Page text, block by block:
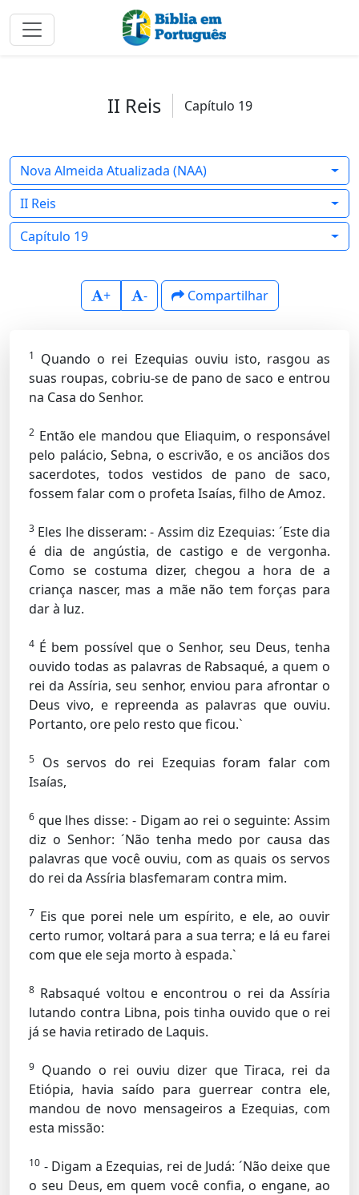
II Reis Capítulo 19
Nova Almeida Atualizada (NAA)
II Reis
Capítulo 19
+ - Compartilhar
1
Quando o rei Ezequias ouviu isto, rasgou as
suas roupas, cobriu-se de pano de saco e entrou
na Casa do Senhor.
2 Então ele mandou que Eliaquim, o responsável
pelo palácio, Sebna, o escrivão, e os anciãos dos
sacerdotes, todos vestidos de pano de saco,
fossem falar com o profeta Isaías, filho de Amoz.
3 Eles lhe disseram: - Assim diz Ezequias: ´Este dia
é dia de angústia, de castigo e de vergonha.
Como se costuma dizer, chegou a hora de a
criança nascer, mas a mãe não tem forças para
dar à luz.
4 É bem possível que o Senhor, seu Deus, tenha
ouvido todas as palavras de Rabsaqué, a quem o
rei da Assíria, seu senhor, enviou para afrontar o
Deus vivo, e repreenda as palavras que ouviu.
Portanto, ore pelo resto que ficou.`
5
Os servos do rei Ezequias foram falar com
Isaías,
6 que lhes disse: - Digam ao rei o seguinte: Assim
diz o Senhor: ´Não tenha medo por causa das
palavras que você ouviu, com as quais os servos
do rei da Assíria blasfemaram contra mim.
7 Eis que porei nele um espírito, e ele, ao ouvir
certo rumor, voltará para a sua terra; e lá eu farei
com que ele seja morto à espada.`
8 Rabsaqué voltou e encontrou o rei da Assíria
lutando contra Libna, pois tinha ouvido que o rei
já se havia retirado de Laquis.
9 Quando o rei ouviu dizer que Tiraca, rei da
Etiópia, havia saído para guerrear contra ele,
mandou de novo mensageiros a Ezequias, com
esta missão:
10 - Digam a Ezequias, rei de Judá: ´Não deixe que
o seu Deus, em quem você confia, o engane, ao